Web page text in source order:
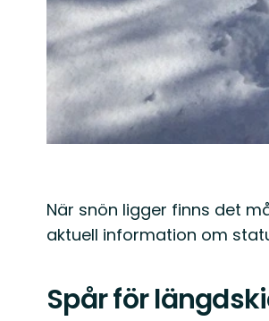
När snön ligger finns det
aktuell information om
Spår för